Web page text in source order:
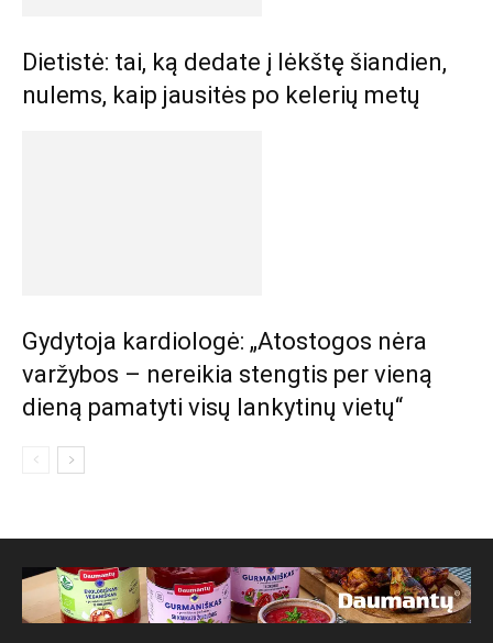
Dietistė: tai, ką dedate į lėkštę šiandien,
nulems, kaip jausitės po kelerių metų
Gydytoja kardiologė: „Atostogos nėra
varžybos – nereikia stengtis per vieną
dieną pamatyti visų lankytinų vietų“